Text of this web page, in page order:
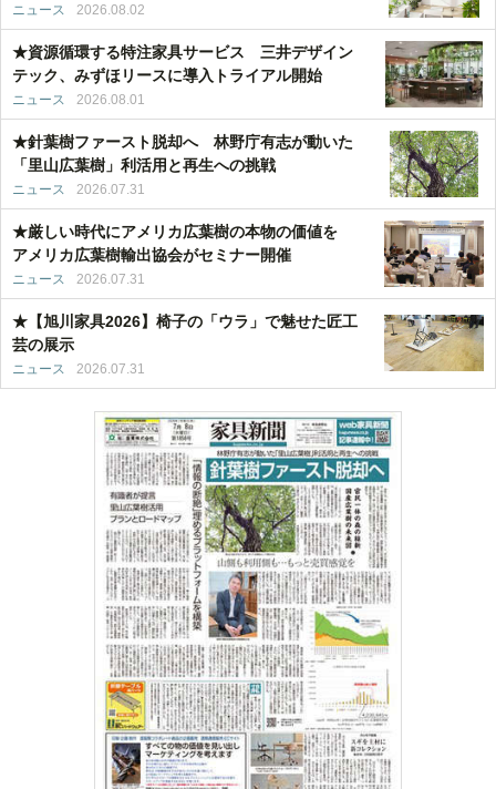
ニュース 2026.08.02
★資源循環する特注家具サービス 三井デザイン
テック、みずほリースに導入トライアル開始
ニュース 2026.08.01
★針葉樹ファースト脱却へ 林野庁有志が動いた
「里山広葉樹」利活用と再生への挑戦
ニュース 2026.07.31
★厳しい時代にアメリカ広葉樹の本物の価値を
アメリカ広葉樹輸出協会がセミナー開催
ニュース 2026.07.31
★【旭川家具2026】椅子の「ウラ」で魅せた匠工
芸の展示
ニュース 2026.07.31